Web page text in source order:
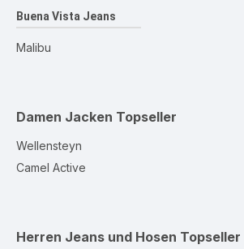
Buena Vista Jeans
Malibu
Damen Jacken Topseller
Wellensteyn
Camel Active
Herren Jeans und Hosen Topseller